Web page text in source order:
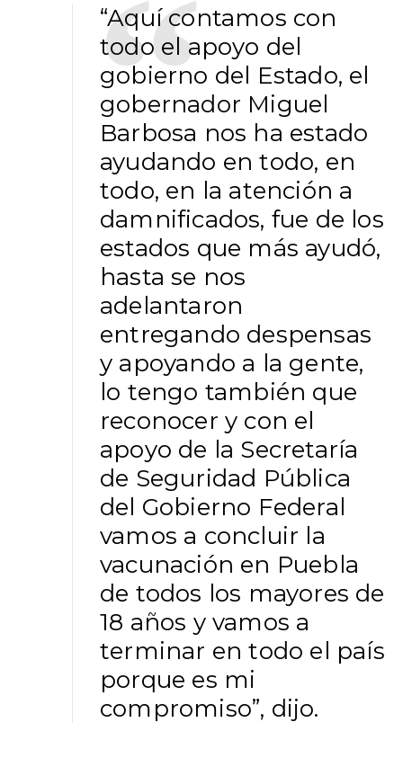
“Aquí contamos con
todo el apoyo del
gobierno del Estado, el
gobernador Miguel
Barbosa nos ha estado
ayudando en todo, en
todo, en la atención a
damnificados, fue de los
estados que más ayudó,
hasta se nos
adelantaron
entregando despensas
y apoyando a la gente,
lo tengo también que
reconocer y con el
apoyo de la Secretaría
de Seguridad Pública
del Gobierno Federal
vamos a concluir la
vacunación en Puebla
de todos los mayores de
18 años y vamos a
terminar en todo el país
porque es mi
compromiso”, dijo.